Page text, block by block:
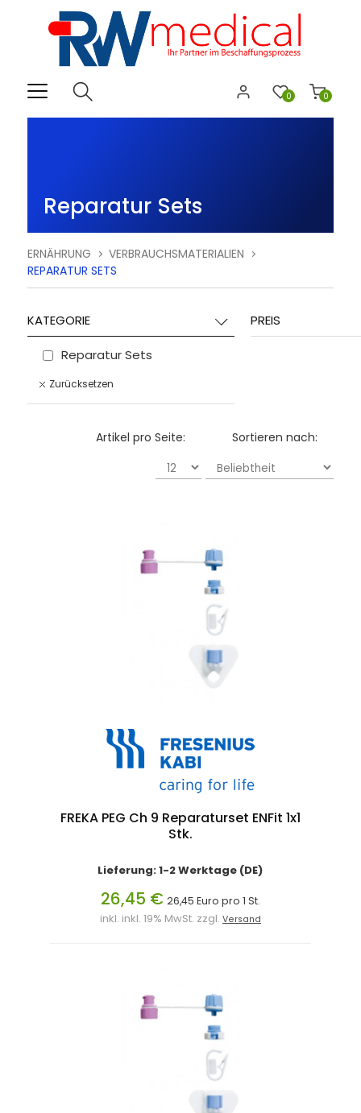
0
0
Reparatur Sets
ERNÄHRUNG
VERBRAUCHSMATERIALIEN
REPARATUR SETS
KATEGORIE
Reparatur Sets
Zurücksetzen
PREIS
Sortieren nach:
Artikel pro Seite:
FREKA PEG Ch 9 Reparaturset ENFit 1x1
Stk.
Lieferung: 1-2 Werktage (DE)
26,45 € 26,45 Euro pro 1 St.
inkl. inkl. 19% MwSt. zzgl. Versand